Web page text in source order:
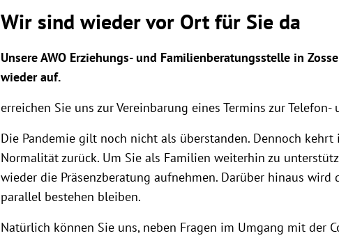
Wir sind wieder vor Ort für Sie da
Unsere AWO Erziehungs- und Familienberatungsstelle in
wieder auf.
erreichen Sie uns zur Vereinbarung eines Termins zur Telefon-
Die Pandemie gilt noch nicht als überstanden. Dennoch
Normalität zurück. Um Sie als Familien weiterhin zu
wieder die Präsenzberatung aufnehmen. Darüber hinaus
parallel bestehen bleiben.
Natürlich können Sie uns, neben Fragen im Umgang mit der